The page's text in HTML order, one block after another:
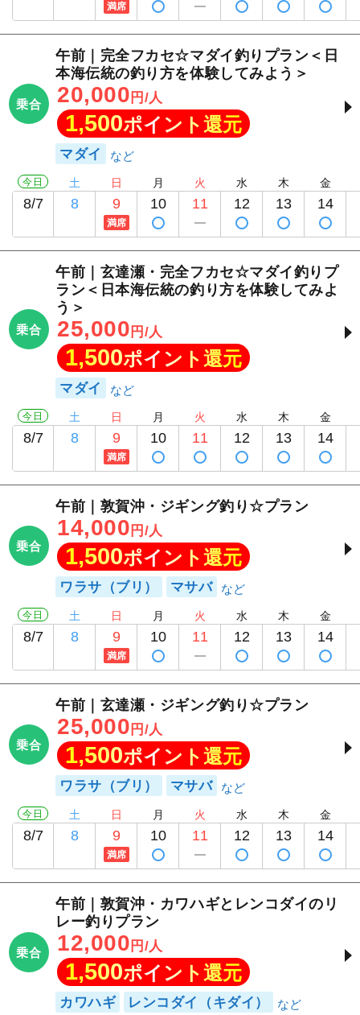
満席
乗合
午前｜完全フカセ☆マダイ釣りプラン＜日
本海伝統の釣り方を体験してみよう＞
20,000 円/人
1,500ポイント還元
マダイ
今日
8/7
土
8
日
9
満席
月
10
火
11
水
12
木
13
金
14
乗合
午前｜玄達瀬・完全フカセ☆マダイ釣りプ
ラン＜日本海伝統の釣り方を体験してみよ
う＞
25,000 円/人
1,500ポイント還元
マダイ
今日
8/7
土
8
日
9
満席
月
10
火
11
水
12
木
13
金
14
乗合
午前｜敦賀沖・ジギング釣り☆プラン
14,000 円/人
1,500ポイント還元
ワラサ（ブリ） マサバ
今日
8/7
土
8
日
9
満席
月
10
火
11
水
12
木
13
金
14
乗合
午前｜玄達瀬・ジギング釣り☆プラン
25,000 円/人
1,500ポイント還元
ワラサ（ブリ） マサバ
今日
8/7
土
8
日
9
満席
月
10
火
11
水
12
木
13
金
14
乗合
午前｜敦賀沖・カワハギとレンコダイのリ
レー釣りプラン
12,000 円/人
1,500ポイント還元
カワハギ レンコダイ（キダイ）